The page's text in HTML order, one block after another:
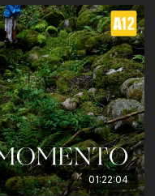
01:22:04